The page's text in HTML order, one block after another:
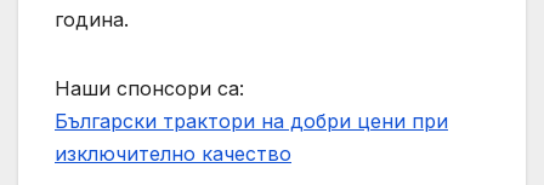
година.
Наши спонсори са:
Български трактори на добри цени при
изключително качество